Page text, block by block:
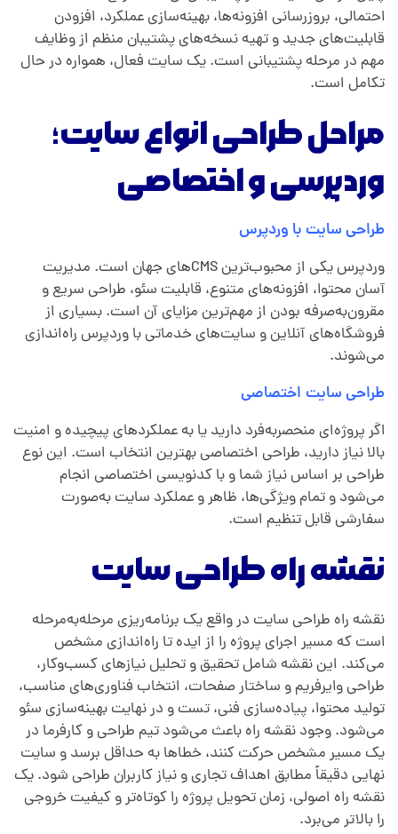
احتمالی، بروزرسانی افزونه‌ها، بهینه‌سازی عملکرد، افزودن
قابلیت‌های جدید و تهیه نسخه‌های پشتیبان منظم از وظایف
مهم در مرحله پشتیبانی است. یک سایت فعال، همواره در حال
تکامل است.
مراحل طراحی انواع سایت؛
وردپرسی و اختصاصی
طراحی سایت با وردپرس
وردپرس یکی از محبوب‌ترین CMSهای جهان است. مدیریت
آسان محتوا، افزونه‌های متنوع، قابلیت سئو، طراحی سریع و
مقرون‌به‌صرفه بودن از مهم‌ترین مزایای آن است. بسیاری از
فروشگاه‌های آنلاین و سایت‌های خدماتی با وردپرس راه‌اندازی
می‌شوند.
طراحی سایت اختصاصی
اگر پروژه‌ای منحصر‌به‌فرد دارید یا به عملکردهای پیچیده و امنیت
بالا نیاز دارید، طراحی اختصاصی بهترین انتخاب است. این نوع
طراحی بر اساس نیاز شما و با کدنویسی اختصاصی انجام
می‌شود و تمام ویژگی‌ها، ظاهر و عملکرد سایت به‌صورت
سفارشی قابل تنظیم است.
نقشه راه طراحی سایت
نقشه راه طراحی سایت در واقع یک برنامه‌ریزی مرحله‌به‌مرحله
است که مسیر اجرای پروژه را از ایده تا راه‌اندازی مشخص
می‌کند. این نقشه شامل تحقیق و تحلیل نیازهای کسب‌وکار،
طراحی وایرفریم و ساختار صفحات، انتخاب فناوری‌های مناسب،
تولید محتوا، پیاده‌سازی فنی، تست و در نهایت بهینه‌سازی سئو
می‌شود. وجود نقشه راه باعث می‌شود تیم طراحی و کارفرما در
یک مسیر مشخص حرکت کنند، خطاها به حداقل برسد و سایت
نهایی دقیقاً مطابق اهداف تجاری و نیاز کاربران طراحی شود. یک
نقشه راه اصولی، زمان تحویل پروژه را کوتاه‌تر و کیفیت خروجی
را بالاتر می‌برد.